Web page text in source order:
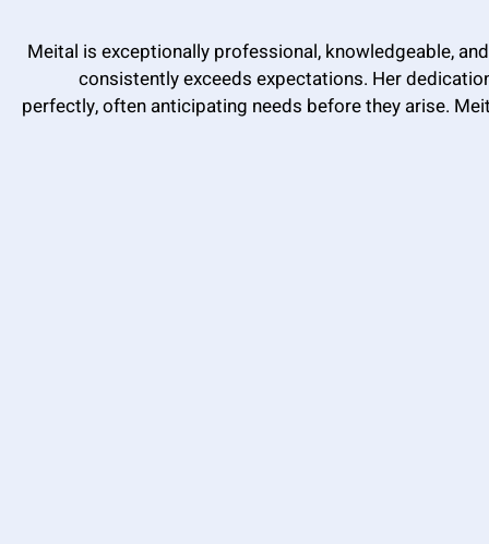
Meital is exceptionally professional, knowledgeable,
consistently exceeds expectations. Her
perfectly, often anticipating needs before they arise.